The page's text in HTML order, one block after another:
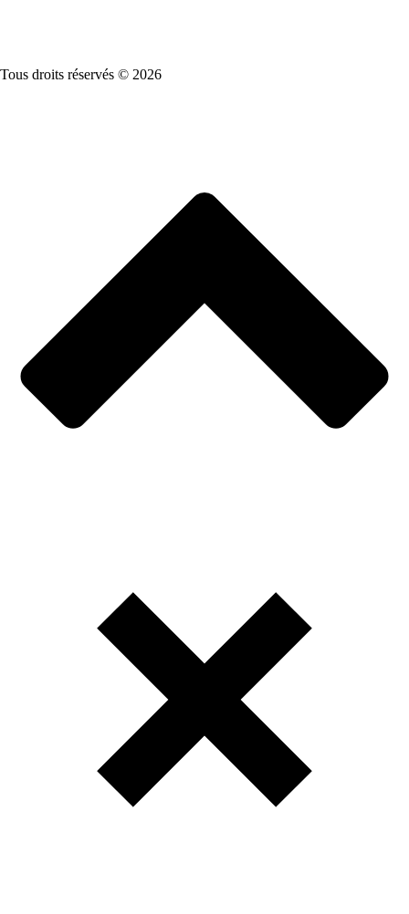
Tous droits réservés © 2026